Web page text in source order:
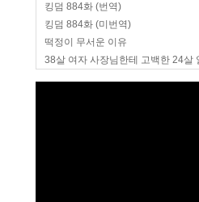
킹덤 884화 (번역)
킹덤 884화 (미번역)
떡정이 무서운 이유
38살 여자 사장님한테 고백한 24살